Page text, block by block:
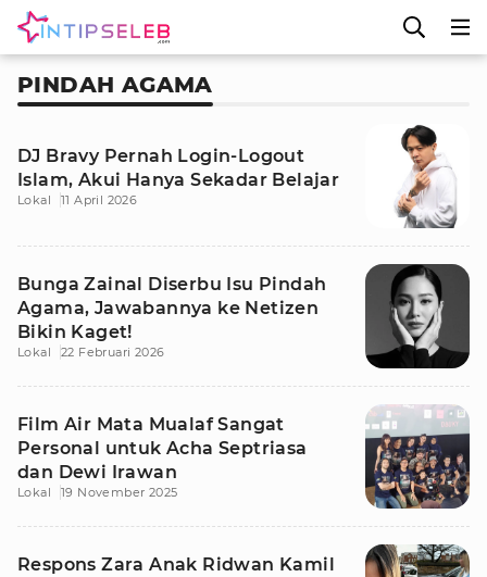
PINDAH AGAMA
DJ Bravy Pernah Login-Logout
Islam, Akui Hanya Sekadar Belajar
Lokal 11 April 2026
Bunga Zainal Diserbu Isu Pindah
Agama, Jawabannya ke Netizen
Bikin Kaget!
Lokal 22 Februari 2026
Film Air Mata Mualaf Sangat
Personal untuk Acha Septriasa
dan Dewi Irawan
Lokal 19 November 2025
Respons Zara Anak Ridwan Kamil